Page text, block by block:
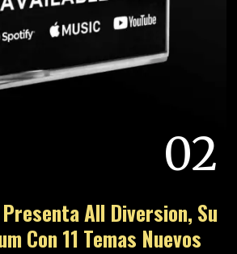
02
All Diversion, Su
Con 11 Temas Nuevos